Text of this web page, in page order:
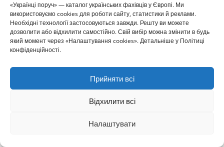
«Українці поруч» — каталог українських фахівців у Європі. Ми
використовуємо cookies для роботи сайту, статистики й реклами.
Необхідні технології застосовуються завжди. Решту ви можете
дозволити або відхилити самостійно. Свій вибір можна змінити в будь
який момент через «Налаштування cookies». Детальніше у Політиці
конфіденційності.
Прийняти всі
Відхилити всі
Налаштувати
+
✓ Підтверджений бізнес
Анастасія Ліхтецька –
психологиня для дітей, підлітків і
Психологиня для дітей, підлітків та їх сімей